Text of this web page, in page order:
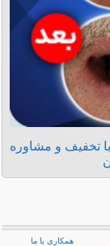
تخفیف و مشاوره
همکاری با ما